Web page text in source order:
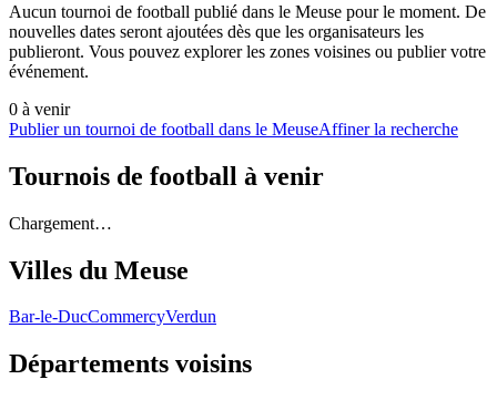
Aucun tournoi de football publié dans le Meuse pour le moment. De
nouvelles dates seront ajoutées dès que les organisateurs les
publieront. Vous pouvez explorer les zones voisines ou publier votre
événement.
0 à venir
Publier un tournoi de football dans le MeuseAffiner la recherche
Tournois de football à venir
Chargement…
Villes du Meuse
Bar-le-DucCommercyVerdun
Départements voisins